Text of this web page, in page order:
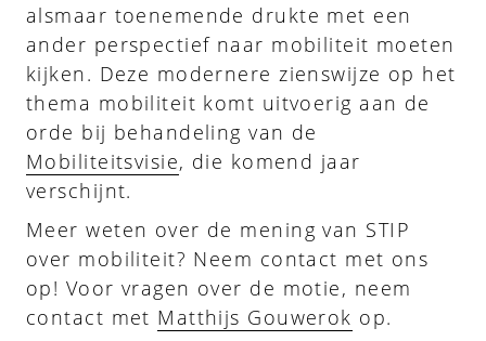
alsmaar toenemende drukte met een
ander perspectief naar mobiliteit moeten
kijken. Deze modernere zienswijze op het
thema mobiliteit komt uitvoerig aan de
orde bij behandeling van de
Mobiliteitsvisie, die komend jaar
verschijnt.
Meer weten over de mening van STIP
over mobiliteit? Neem contact met ons
op! Voor vragen over de motie, neem
contact met Matthijs Gouwerok op.